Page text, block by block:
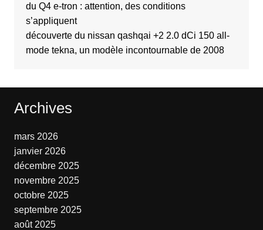
du Q4 e-tron : attention, des conditions
s’appliquent
découverte du nissan qashqai +2 2.0 dCi 150 all-
mode tekna, un modèle incontournable de 2008
Archives
mars 2026
janvier 2026
décembre 2025
novembre 2025
octobre 2025
septembre 2025
août 2025